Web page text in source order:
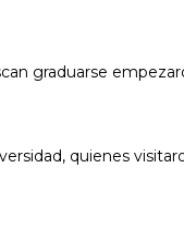
graduarse
quienes